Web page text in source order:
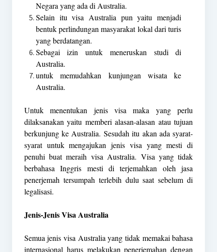
Negara yang ada di Australia.
Selain itu visa Australia pun yaitu menjadi
bentuk perlindungan masyarakat lokal dari turis
yang berdatangan.
Sebagai izin untuk meneruskan studi di
Australia.
untuk memudahkan kunjungan wisata ke
Australia.
Untuk menentukan jenis visa maka yang perlu
dilaksanakan yaitu memberi alasan-alasan atau tujuan
berkunjung ke Australia. Sesudah itu akan ada syarat-
syarat untuk mengajukan jenis visa yang mesti di
penuhi buat meraih visa Australia. Visa yang tidak
berbahasa Inggris mesti di terjemahkan oleh jasa
penerjemah tersumpah terlebih dulu saat sebelum di
legalisasi.
Jenis-Jenis Visa Australia
Semua jenis visa Australia yang tidak memakai bahasa
internasional harus melakukan penerjemahan dengan